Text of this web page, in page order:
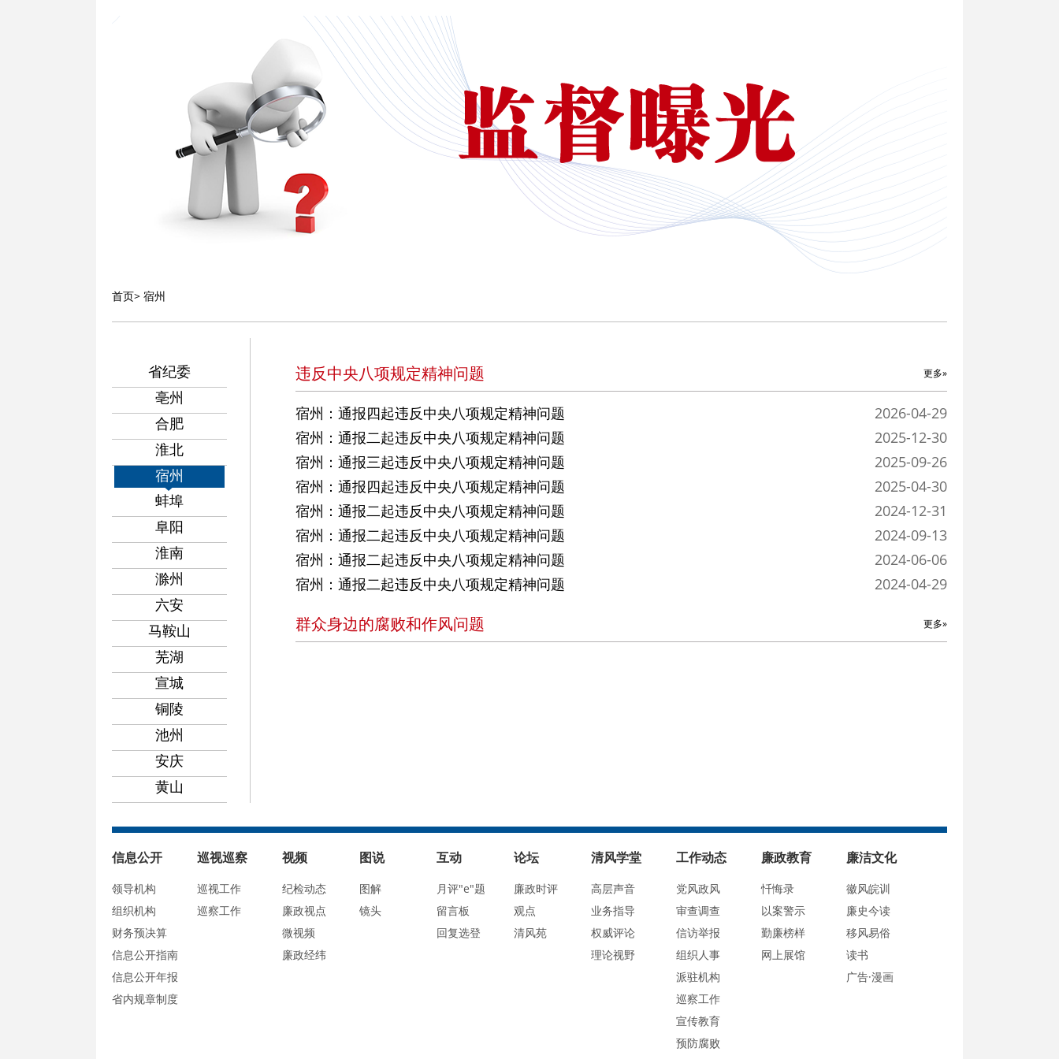
首页> 宿州
省纪委
亳州
合肥
淮北
宿州
蚌埠
阜阳
淮南
滁州
六安
马鞍山
芜湖
宣城
铜陵
池州
安庆
黄山
更多»
违反中央八项规定精神问题
2026-04-29
宿州：通报四起违反中央八项规定精神问题
2025-12-30
宿州：通报二起违反中央八项规定精神问题
2025-09-26
宿州：通报三起违反中央八项规定精神问题
2025-04-30
宿州：通报四起违反中央八项规定精神问题
2024-12-31
宿州：通报二起违反中央八项规定精神问题
2024-09-13
宿州：通报二起违反中央八项规定精神问题
2024-06-06
宿州：通报二起违反中央八项规定精神问题
2024-04-29
宿州：通报二起违反中央八项规定精神问题
更多»
群众身边的腐败和作风问题
信息公开
领导机构
组织机构
财务预决算
信息公开指南
信息公开年报
省内规章制度
巡视巡察
巡视工作
巡察工作
视频
纪检动态
廉政视点
微视频
廉政经纬
图说
图解
镜头
互动
月评"e"题
留言板
回复选登
论坛
廉政时评
观点
清风苑
清风学堂
高层声音
业务指导
权威评论
理论视野
工作动态
党风政风
审查调查
信访举报
组织人事
派驻机构
巡察工作
宣传教育
预防腐败
廉政教育
忏悔录
以案警示
勤廉榜样
网上展馆
廉洁文化
徽风皖训
廉史今读
移风易俗
读书
广告·漫画